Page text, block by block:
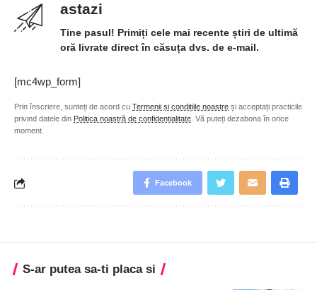
astazi
Tine pasul! Primiți cele mai recente știri de ultimă
oră livrate direct în căsuța dvs. de e-mail.
[mc4wp_form]
Prin înscriere, sunteți de acord cu Termenii și condițiile noastre și acceptați practicile
privind datele din Politica noastră de confidențialitate . Vă puteți dezabona în orice
moment.
Facebook
S-ar putea sa-ti placa si